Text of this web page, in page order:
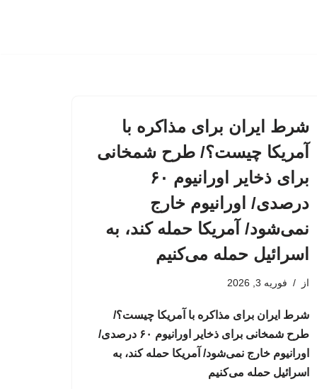
شرط ایران برای مذاکره با
آمریکا چیست؟/ طرح شمخانی
برای ذخایر اورانیوم ۶۰
درصدی/ اورانیوم خارج
نمی‌شود/ آمریکا حمله کند، به
اسرائیل حمله می‌کنیم
از فوریه 3, 2026
شرط ایران برای مذاکره با آمریکا چیست؟/
طرح شمخانی برای ذخایر اورانیوم ۶۰ درصدی/
اورانیوم خارج نمی‌شود/ آمریکا حمله کند، به
اسرائیل حمله می‌کنیم